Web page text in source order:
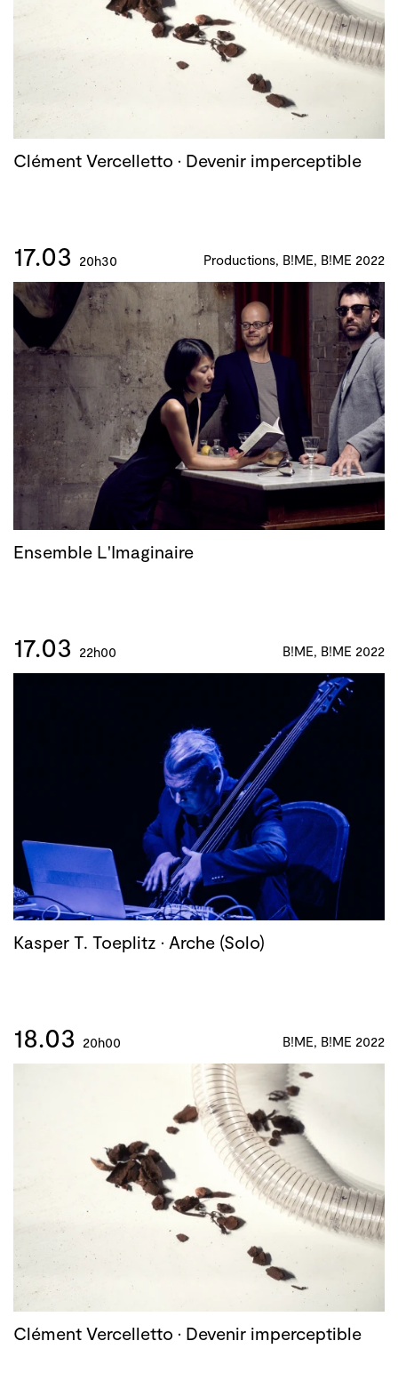
Clément Vercelletto · Devenir imperceptible
17.03 20h30 Productions, B!ME, B!ME 2022
Ensemble L'Imaginaire
17.03 22h00 B!ME, B!ME 2022
Kasper T. Toeplitz · Arche (Solo)
18.03 20h00 B!ME, B!ME 2022
Clément Vercelletto · Devenir imperceptible